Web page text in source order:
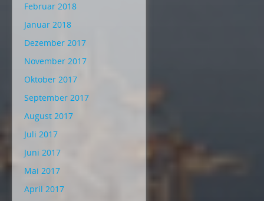
Februar 2018
Januar 2018
Dezember 2017
November 2017
Oktober 2017
September 2017
August 2017
Juli 2017
Juni 2017
Mai 2017
April 2017